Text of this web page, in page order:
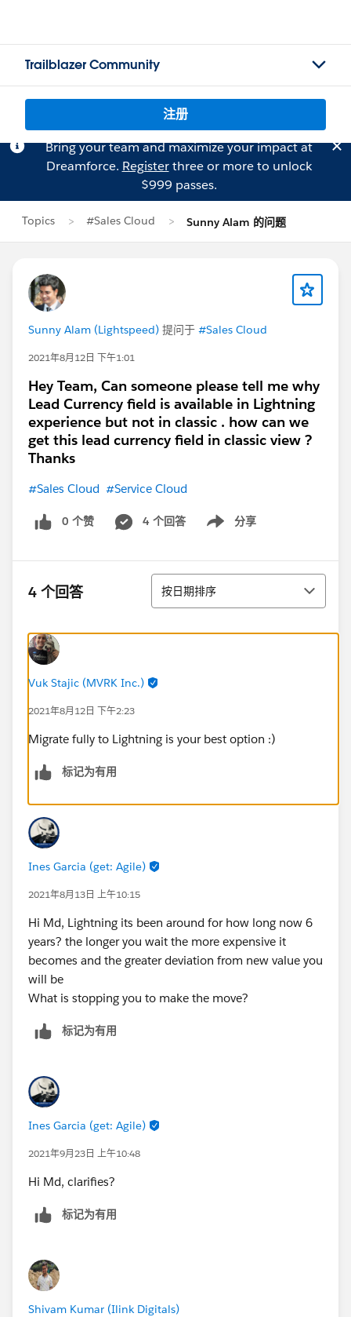
Trailblazer Community
注册
Bring your team and maximize your impact at
Dreamforce. Registerthree or more to unlock
$999 passes.
Topics #Sales Cloud Sunny Alam 的问题
Sunny Alam (Lightspeed) 提问于 #Sales Cloud
2021年8月12日 下午1:01
Hey Team, Can someone please tell me why
Lead Currency field is available in Lightning
experience but not in classic . how can we
get this lead currency field in classic view ?
Thanks
#Sales Cloud #Service Cloud
0 个赞 4 个回答 分享
Show menu
4 个回答 排序
按日期排序
Vuk Stajic (MVRK Inc.)
2021年8月12日 下午2:23
Migrate fully to Lightning is your best option :)
标记为有用
Ines Garcia (get: Agile)
2021年8月13日 上午10:15
Hi Md, Lightning its been around for how long now 6
years? the longer you wait the more expensive it
becomes and the greater deviation from new value you
will be
What is stopping you to make the move?
标记为有用
Ines Garcia (get: Agile)
2021年9月23日 上午10:48
Hi Md, clarifies?
标记为有用
Shivam Kumar (Ilink Digitals)